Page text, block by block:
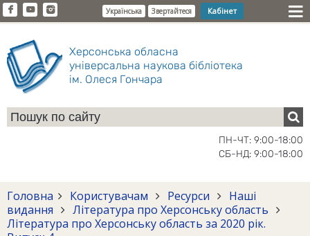
Українська Звертайтеся Кабінет
Херсонська обласна
універсальна наукова бібліотека
ім. Олеся Гончара
ПН-ЧТ: 9:00-18:00
СБ-НД: 9:00-18:00
Головна Користувачам Ресурси
Наші
видання
Література про Херсонську область
Література про Херсонську область за 2020 рік.